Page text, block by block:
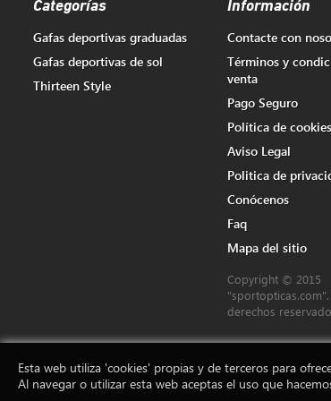
Categorías
Gafas deportivas graduadas
Gafas deportivas de sol
Thirteen Style
Información
Contacte con
Términos y
venta
Pago Seguro
Política de cookies
Aviso Legal
Politica de
Conócenos
Faq
Mapa del sitio
Copyright © 2015
derechos
Esta web utiliza 'cookies' propias y de terceros para
Al navegar o utilizar esta web aceptas el uso que